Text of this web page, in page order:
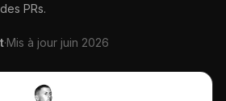
PRs.
·Mis à jour juin 2026